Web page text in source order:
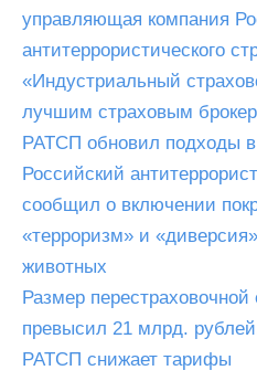
управляющая компания
антитеррористического
«Индустриальный
лучшим страховым
РАТСП обновил подходы
Российский
сообщил о включении
«терроризм» и
животных
Размер
превысил 21 млрд.
РАТСП снижает тарифы